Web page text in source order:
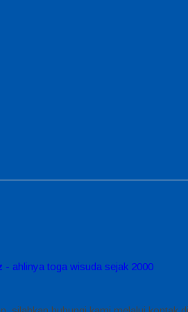
- ahlinya toga wisuda sejak 2000